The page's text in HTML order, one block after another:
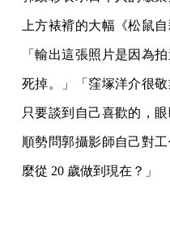
上方裱褙的大幅《松鼠
「輸出這張照片是因為
死掉。」「窪塚洋介很
只要談到自己喜歡的，
順勢問郭攝影師自己對
麼從 20 歲做到現在？」